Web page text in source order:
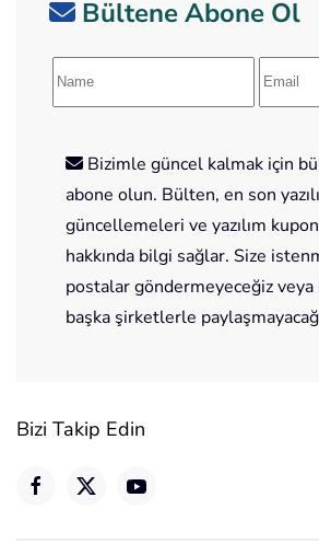
Bültene Abone Ol
Bizimle güncel kalmak için
abone olun. Bülten, en son
güncellemeleri ve yazılım
hakkında bilgi sağlar. Size
postalar göndermeyeceğiz
başka şirketlerle
Bizi Takip Edin